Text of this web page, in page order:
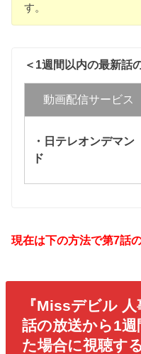
す。
＜1週間以内の最新話
動画配信サービス
・日テレオンデマン
ド
現在は下の方法で第7話
『Missデビル
話の放送から1
た場合に視聴す